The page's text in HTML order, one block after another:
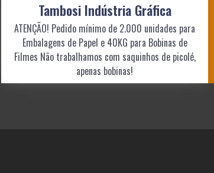
Tambosi Indústria Gráfica
ATENÇÃO! Pedido mínimo de 2.000 unidades para
Embalagens de Papel e 40KG para Bobinas de
Filmes Não trabalhamos com saquinhos de picolé,
apenas bobinas!